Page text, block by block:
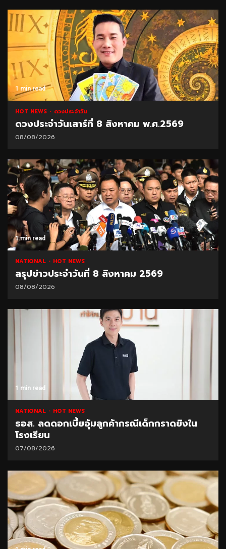
1 min read
HOT NEWS ดวงประจำวัน
ดวงประจำวันเสาร์ที่ 8 สิงหาคม พ.ศ.2569
08/08/2026
1 min read
NATIONAL HOT NEWS
สรุปข่าวประจำวันที่ 8 สิงหาคม 2569
08/08/2026
1 min read
NATIONAL HOT NEWS
ธอส. ลดดอกเบี้ยอุ้มลูกค้ากรณีเด็กกราดยิงใน
โรงเรียน
07/08/2026